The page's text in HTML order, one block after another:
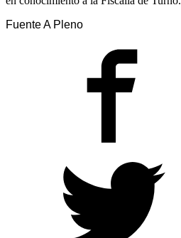
Fuente A Pleno